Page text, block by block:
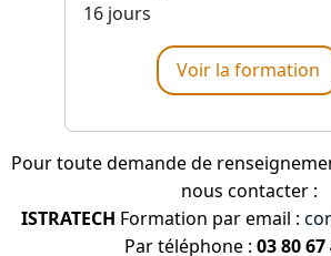
16 jours
Voir la formation
Pour toute demande de
nous contacter :
ISTRATECH Formation par email :
Par téléphone : 03 80 67